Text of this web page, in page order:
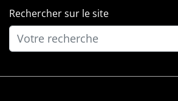
Rechercher sur le site